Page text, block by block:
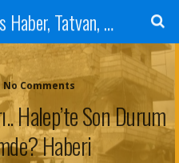
Ajans13.com - Bitlis Haber, Tatvan, Ahlat, Adilcevaz, Mutki, Hizan, Güroymak, Gazete, Ajans, 13, Haber
No Comments
Halep’te Son Durum
Haberi